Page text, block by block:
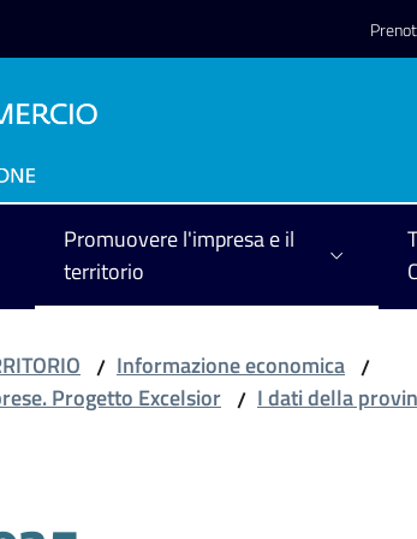
Promuovere l'impresa e il
territorio
/ Informazione economica /
Progetto Excelsior / I dati della